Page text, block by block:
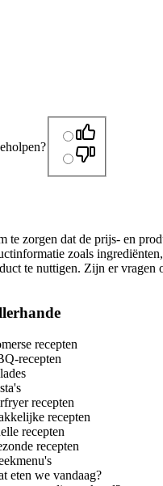
zorgen dat de prijs- en
zoals
te nuttigen. Zijn er
recepten
recepten
recepten
recepten
recepten
recepten
eten we vandaag?